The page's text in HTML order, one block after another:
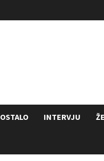
OSTALO INTERVJU